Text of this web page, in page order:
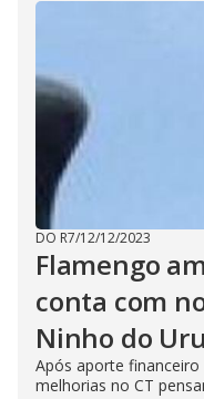
DO R7/12/12/2023
Flamengo
conta com
Ninho do
Após aporte
melhorias no CT